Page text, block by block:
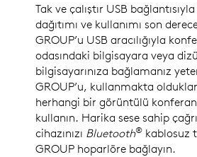
Tak ve çalıştır USB
dağıtımı ve kullanımı son
GROUP’u USB aracılığıyla
odasındaki bilgisayara veya
bilgisayarınıza bağlamanız
GROUP’u, kullanmakta
herhangi bir görüntülü
kullanın. Harika sese sahip
cihazınızı Bluetooth® kablosuz
GROUP hoparlöre bağlayın.